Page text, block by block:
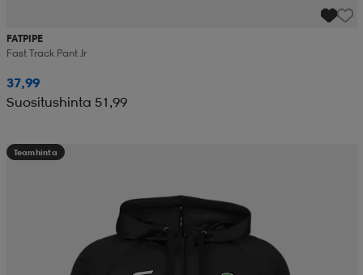
FATPIPE
Fast Track Pant Jr
37,99
Suositushinta 51,99
Teamhinta